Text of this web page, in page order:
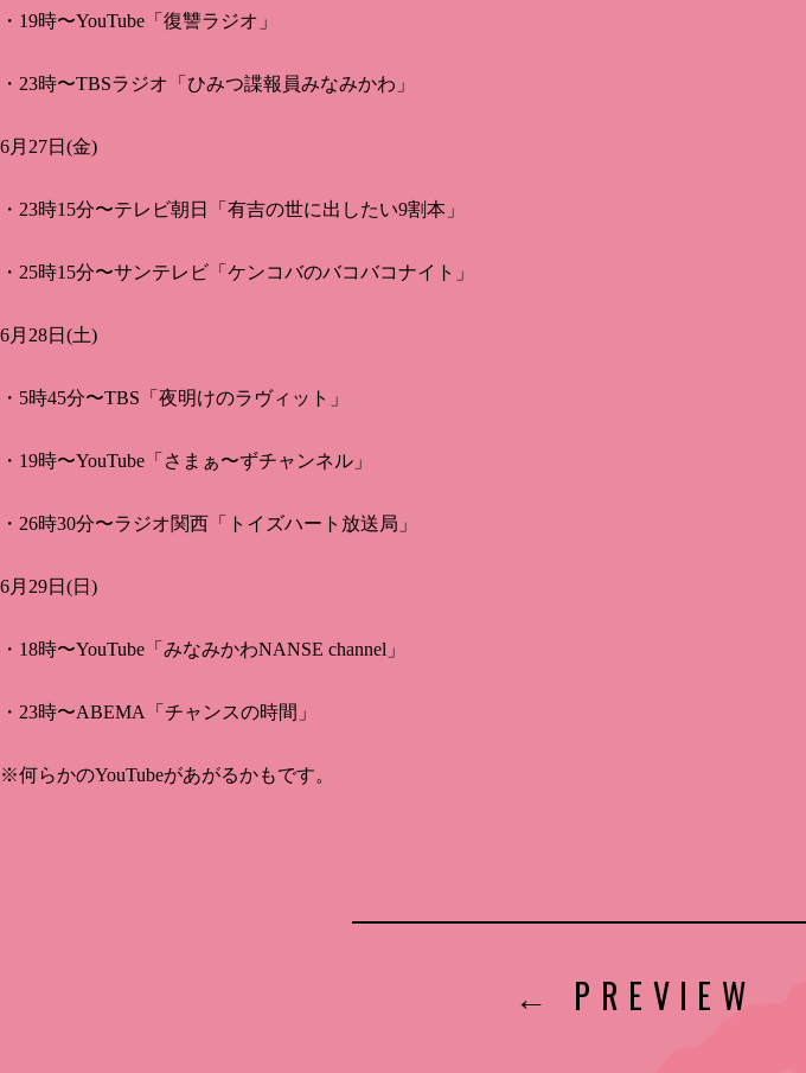
・19時〜YouTube「復讐ラジオ」
・23時〜TBSラジオ「ひみつ諜報員みなみかわ」
6月27日(金)
・23時15分〜テレビ朝日「有吉の世に出したい9割本」
・25時15分〜サンテレビ「ケンコバのバコバコナイト」
6月28日(土)
・5時45分〜TBS「夜明けのラヴィット」
・19時〜YouTube「さまぁ〜ずチャンネル」
・26時30分〜ラジオ関西「トイズハート放送局」
6月29日(日)
・18時〜YouTube「みなみかわNANSE channel」
・23時〜ABEMA「チャンスの時間」
※何らかのYouTubeがあがるかもです。